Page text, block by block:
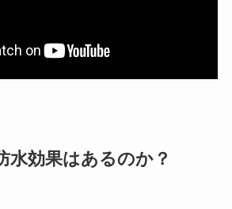
水効果はあるのか？